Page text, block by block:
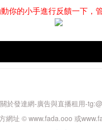
你的小手進行反饋一下，
關於發達網-廣告與直播租用-
網址 © www.fada.ooo 或